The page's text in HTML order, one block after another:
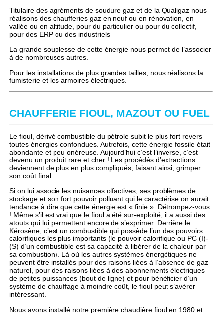
Titulaire des agréments de soudure gaz et de la Qualigaz nous
réalisons des chaufferies gaz en neuf ou en rénovation, en
vallée ou en altitude, pour du particulier ou pour du collectif,
pour des ERP ou des industriels.
La grande souplesse de cette énergie nous permet de l’associer
à de nombreuses autres.
Pour les installations de plus grandes tailles, nous réalisons la
fumisterie et les armoires électriques.
CHAUFFERIE FIOUL, MAZOUT OU FUEL
Le fioul, dérivé combustible du pétrole subit le plus fort revers
toutes énergies confondues. Autrefois, cette énergie fossile était
abondante et peu onéreuse. Aujourd’hui c’est l’inverse, c’est
devenu un produit rare et cher ! Les procédés d’extractions
deviennent de plus en plus compliqués, faisant ainsi, grimper
son coût final.
Si on lui associe les nuisances olfactives, ses problèmes de
stockage et son fort pouvoir polluant qui le caractérise on aurait
tendance à dire que cette énergie est « finie ». Détrompez-vous
! Même s’il est vrai que le fioul a été sur-exploité, il a aussi des
atouts qui lui permettent encore de s’exprimer. Derrière le
Kérosène, c’est un combustible qui possède l’un des pouvoirs
calorifiques les plus importants (le pouvoir calorifique ou PC (I)-
(S) d’un combustible est sa capacité à libérer de la chaleur par
sa combustion). Là où les autres systèmes énergétiques ne
peuvent être installés pour des raisons liées à l’absence de gaz
naturel, pour des raisons liées à des abonnements électriques
de petites puissances (bout de ligne) et pour bénéficier d’un
système de chauffage à moindre coût, le fioul peut s’avérer
intéressant.
Nous avons installé notre première chaudière fioul en 1980 et